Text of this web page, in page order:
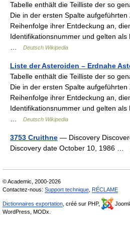
Tabelle enthält die Teilliste der so
Die in der ersten Spalte
Reihenfolge ihrer Entdeckung an,
Identifikationsnummer und gelten als
Deutsch Wikipedia
Liste der Asteroiden – Erdnahe
Tabelle enthält die Teilliste der so
Die in der ersten Spalte
Reihenfolge ihrer Entdeckung an,
Identifikationsnummer und gelten als
Deutsch Wikipedia
3753 Cruithne — Discovery
Discovery date October 10, 1986 …
© Academic, 2000-2026
Contactez-nous: Support technique RÉCLAME
Dictionnaires exportation , créé sur PHP,
WordPress, MODx.